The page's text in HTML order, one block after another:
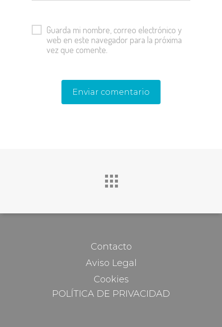
Guarda mi nombre, correo electrónico y
web en este navegador para la próxima
vez que comente.
Contacto
Aviso Legal
Cookies
POLÍTICA DE PRIVACIDAD